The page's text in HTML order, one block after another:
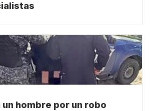
hombre por un robo